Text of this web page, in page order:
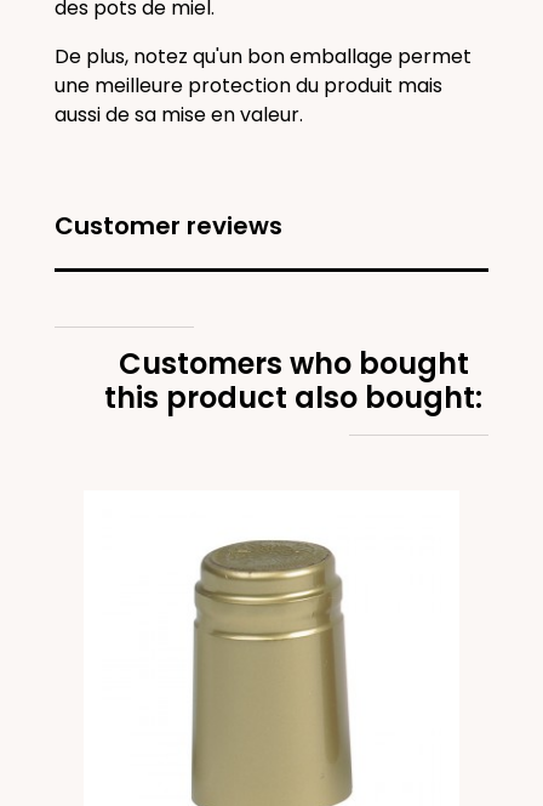
des pots de miel.
De plus, notez qu'un bon emballage permet
une meilleure protection du produit mais
aussi de sa mise en valeur.
Customer reviews
Customers who bought
this product also bought: